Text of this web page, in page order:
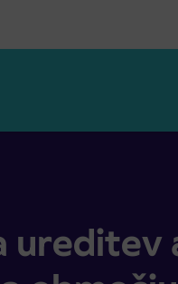
prevozov na območju
ureditev